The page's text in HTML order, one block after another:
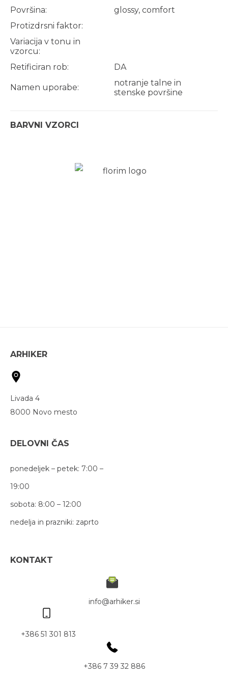
Površina:
glossy, comfort
Protizdrsni faktor:
Variacija v tonu in
vzorcu:
Retificiran rob:
DA
Namen uporabe:
notranje talne in
stenske površine
BARVNI VZORCI
ARHIKER
Livada 4
8000 Novo mesto
DELOVNI ČAS
ponedeljek – petek: 7:00 –
19:00
sobota: 8:00 – 12:00
nedelja in prazniki: zaprto
KONTAKT
info@arhiker.si
+386 51 301 813
+386 7 39 32 886